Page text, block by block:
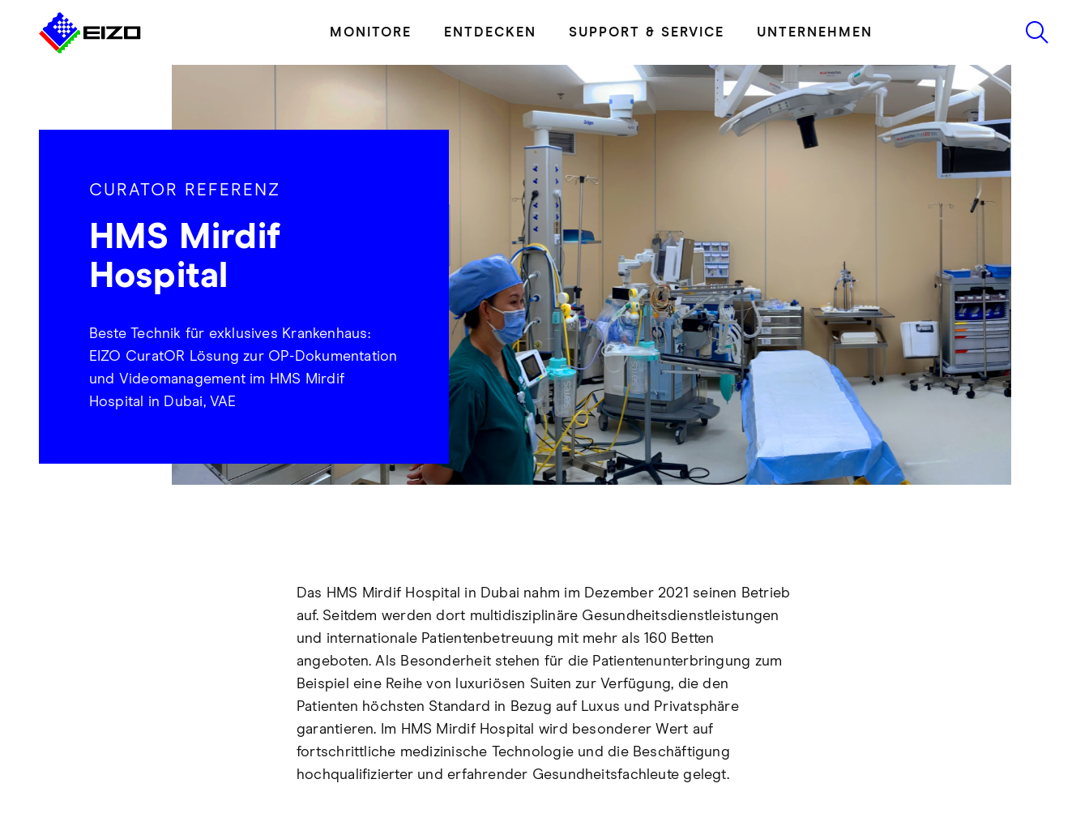
MONITORE ENTDECKEN SUPPORT & SERVICE UNTERNEHMEN
CURATOR REFERENZ
HMS Mirdif
Hospital
Beste Technik für exklusives Krankenhaus:
EIZO CuratOR Lösung zur OP-Dokumentation
und Videomanagement im HMS Mirdif
Hospital in Dubai, VAE
Das HMS Mirdif Hospital in Dubai nahm im Dezember 2021 seinen Betrieb
auf. Seitdem werden dort multidisziplinäre Gesundheitsdienstleistungen
und internationale Patientenbetreuung mit mehr als 160 Betten
angeboten. Als Besonderheit stehen für die Patientenunterbringung zum
Beispiel eine Reihe von luxuriösen Suiten zur Verfügung, die den
Patienten höchsten Standard in Bezug auf Luxus und Privatsphäre
garantieren. Im HMS Mirdif Hospital wird besonderer Wert auf
fortschrittliche medizinische Technologie und die Beschäftigung
hochqualifizierter und erfahrender Gesundheitsfachleute gelegt.